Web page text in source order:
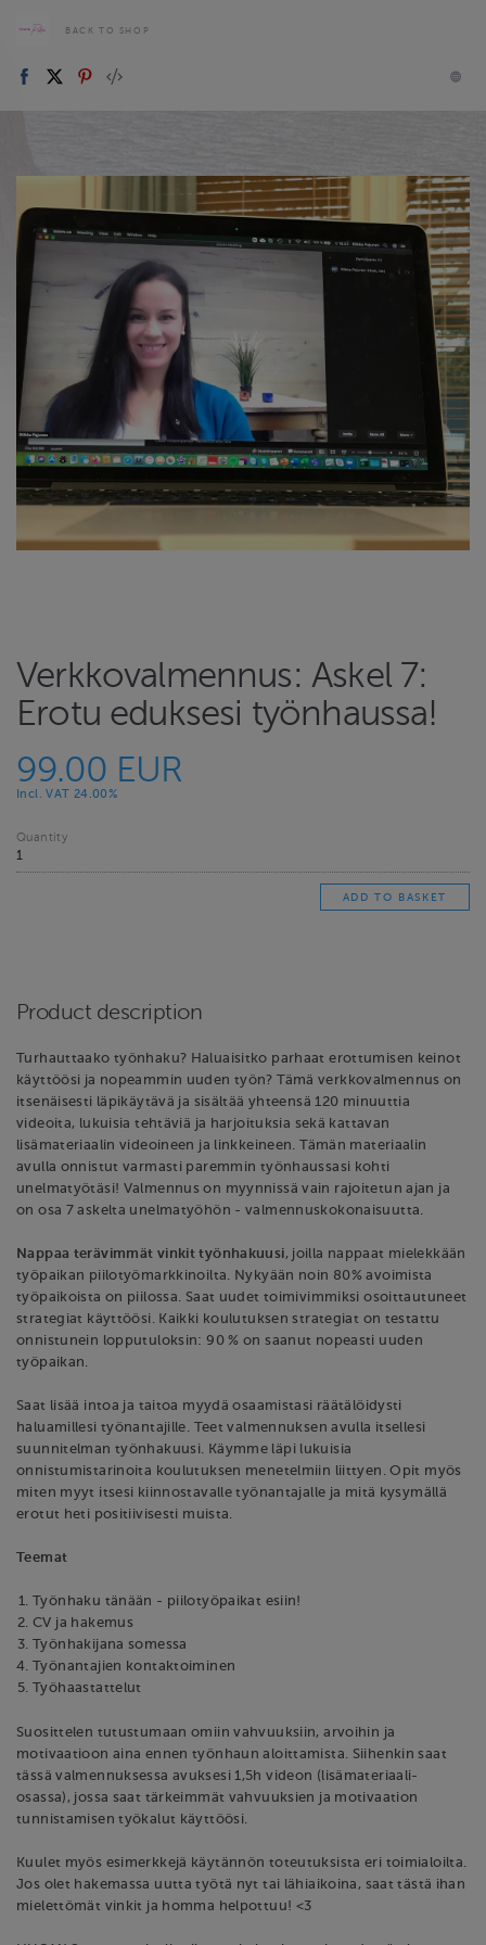
BACK TO SHOP
Verkkovalmennus: Askel 7:
Erotu eduksesi työnhaussa!
99.00 EUR
Incl. VAT 24.00%
Quantity
Product description
Turhauttaako työnhaku? Haluaisitko parhaat erottumisen keinot
käyttöösi ja nopeammin uuden työn? Tämä verkkovalmennus on
itsenäisesti läpikäytävä ja sisältää yhteensä 120 minuuttia
videoita, lukuisia tehtäviä ja harjoituksia sekä kattavan
lisämateriaalin videoineen ja linkkeineen. Tämän materiaalin
avulla onnistut varmasti paremmin työnhaussasi kohti
unelmatyötäsi! Valmennus on myynnissä vain rajoitetun ajan ja
on osa 7 askelta unelmatyöhön - valmennuskokonaisuutta.
Nappaa terävimmät vinkit työnhakuusi, joilla nappaat mielekkään
työpaikan piilotyömarkkinoilta. Nykyään noin 80% avoimista
työpaikoista on piilossa. Saat uudet toimivimmiksi osoittautuneet
strategiat käyttöösi. Kaikki koulutuksen strategiat on testattu
onnistunein lopputuloksin: 90 % on saanut nopeasti uuden
työpaikan.
Saat lisää intoa ja taitoa myydä osaamistasi räätälöidysti
haluamillesi työnantajille. Teet valmennuksen avulla itsellesi
suunnitelman työnhakuusi. Käymme läpi lukuisia
onnistumistarinoita koulutuksen menetelmiin liittyen. Opit myös
miten myyt itsesi kiinnostavalle työnantajalle ja mitä kysymällä
erotut heti positiivisesti muista.
Teemat
Työnhaku tänään - piilotyöpaikat esiin!
CV ja hakemus
Työnhakijana somessa
Työnantajien kontaktoiminen
Työhaastattelut
Suosittelen tutustumaan omiin vahvuuksiin, arvoihin ja
motivaatioon aina ennen työnhaun aloittamista. Siihenkin saat
tässä valmennuksessa avuksesi 1,5h videon (lisämateriaali-
osassa), jossa saat tärkeimmät vahvuuksien ja motivaation
tunnistamisen työkalut käyttöösi.
Kuulet myös esimerkkejä käytännön toteutuksista eri toimialoilta.
Jos olet hakemassa uutta työtä nyt tai lähiaikoina, saat tästä ihan
mielettömät vinkit ja homma helpottuu! <3